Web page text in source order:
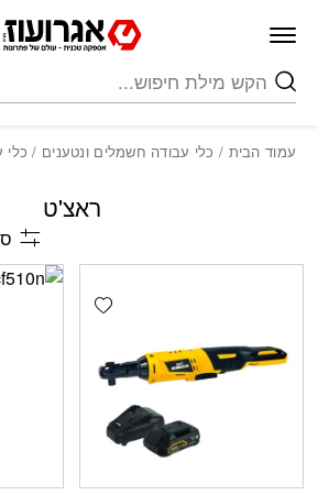
חיפוש
עמוד הבית / כלי עבודה חשמלים ונטענים / כלי
ראצ'ט
Add wishlist